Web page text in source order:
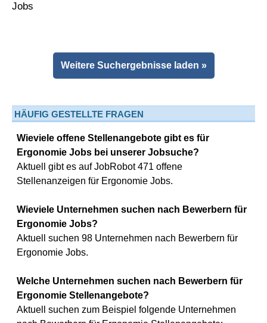
Weitere Suchergebnisse laden »
HÄUFIG GESTELLTE FRAGEN
Wieviele offene Stellenangebote gibt es für
Ergonomie Jobs bei unserer Jobsuche?
Aktuell gibt es auf JobRobot 471 offene
Stellenanzeigen für Ergonomie Jobs.
Wieviele Unternehmen suchen nach Bewerbern für
Ergonomie Jobs?
Aktuell suchen 98 Unternehmen nach Bewerbern für
Ergonomie Jobs.
Welche Unternehmen suchen nach Bewerbern für
Ergonomie Stellenangebote?
Aktuell suchen zum Beispiel folgende Unternehmen